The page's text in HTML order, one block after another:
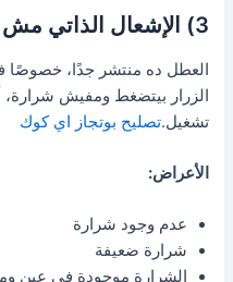
3) الإشعال الذاتي مش شغال
العطل ده منتشر جدًا، خصوصًا
الزرار بيتضغط ومفيش
تشغيل.تصليح بوتجاز اي كوك
الأعراض:
عدم وجود شرارة
شرارة ضعيفة
الشرارة موجودة في عين